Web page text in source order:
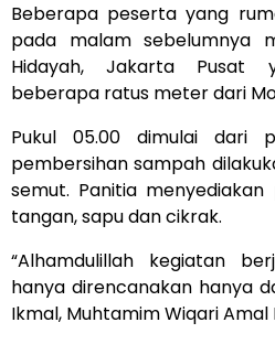
Beberapa peserta yang
pada malam sebelumnya
Hidayah, Jakarta Pusat
beberapa ratus meter dari
Pukul 05.00 dimulai dari
pembersihan sampah
semut. Panitia
tangan, sapu dan cikrak.
“Alhamdulillah kegiatan
hanya direncanakan hanya
Ikmal, Muhtamim Wiqari Amal